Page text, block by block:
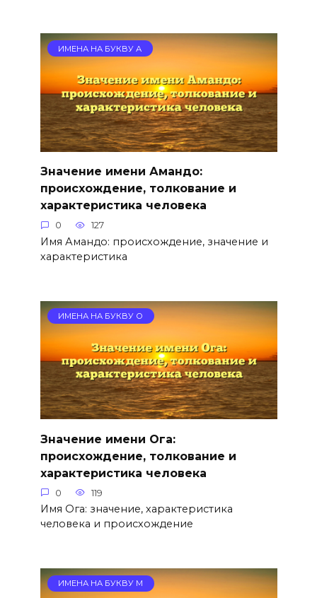
ИМЕНА НА БУКВУ А
Значение имени Амандо:
происхождение, толкование и
характеристика человека
0 127
Имя Амандо: происхождение, значение и
характеристика
ИМЕНА НА БУКВУ О
Значение имени Ога:
происхождение, толкование и
характеристика человека
0 119
Имя Ога: значение, характеристика
человека и происхождение
ИМЕНА НА БУКВУ М